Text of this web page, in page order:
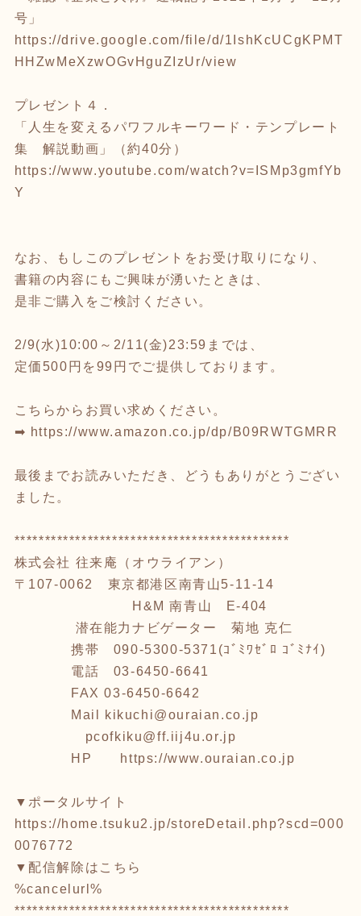
号」
https://drive.google.com/file/d/1IshKcUCgKPMT
HHZwMeXzwOGvHguZIzUr/view
プレゼント４．
「人生を変えるパワフルキーワード・テンプレート
集 解説動画」（約40分）
https://www.youtube.com/watch?v=ISMp3gmfYb
Y
なお、もしこのプレゼントをお受け取りになり、
書籍の内容にもご興味が湧いたときは、
是非ご購入をご検討ください。
2/9(水)10:00～2/11(金)23:59までは、
定価500円を99円でご提供しております。
こちらからお買い求めください。
➡ https://www.amazon.co.jp/dp/B09RWTGMRR
最後までお読みいただき、どうもありがとうござい
ました。
*********************************************
株式会社 往来庵（オウライアン）
〒107-0062 東京都港区南青山5-11-14
H&M 南青山 E-404
潜在能力ナビゲーター 菊地 克仁
携帯 090-5300-5371(ｺﾞﾐﾜｾﾞﾛ ｺﾞﾐﾅｲ)
電話 03-6450-6641
FAX 03-6450-6642
Mail kikuchi@ouraian.co.jp
pcofkiku@ff.iij4u.or.jp
HP https://www.ouraian.co.jp
▼ポータルサイト
https://home.tsuku2.jp/storeDetail.php?scd=000
0076772
▼配信解除はこちら
%cancelurl%
*********************************************